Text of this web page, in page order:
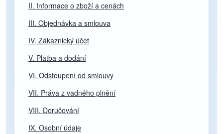
II. Informace o zboží a cenách
III. Objednávka a smlouva
IV. Zákaznický účet
V. Platba a dodání
VI. Odstoupení od smlouvy
VII. Práva z vadného plnění
VIII. Doručování
IX. Osobní údaje